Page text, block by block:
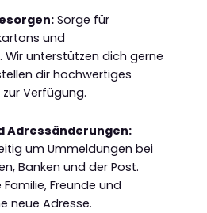
Sorge für
und
unterstützen dich gerne
dir hochwertiges
Verfügung.
Adressänderungen:
um Ummeldungen bei
Banken und der Post.
Freunde und
neue Adresse.